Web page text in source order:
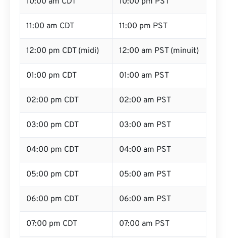
11:00 am CDT 11:00 pm PST
12:00 pm CDT (midi) 12:00 am PST (minuit)
01:00 pm CDT 01:00 am PST
02:00 pm CDT 02:00 am PST
03:00 pm CDT 03:00 am PST
04:00 pm CDT 04:00 am PST
05:00 pm CDT 05:00 am PST
06:00 pm CDT 06:00 am PST
07:00 pm CDT 07:00 am PST